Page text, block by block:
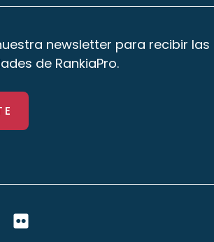
newsletter para recibir las
de RankiaPro.